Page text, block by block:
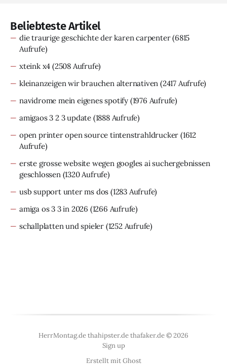
Beliebteste Artikel
die traurige geschichte der karen carpenter(6815
Aufrufe)
xteink x4 (2508 Aufrufe)
kleinanzeigen wir brauchen alternativen (2417 Aufrufe)
navidrome mein eigenes spotify (1976 Aufrufe)
amigaos 3 2 3 update (1888 Aufrufe)
open printer open source tintenstrahldrucker (1612
Aufrufe)
erste grosse website wegen googles ai suchergebnissen
geschlossen(1320 Aufrufe)
usb support unter ms dos (1283 Aufrufe)
amiga os 3 3 in 2026 (1266 Aufrufe)
schallplatten und spieler (1252 Aufrufe)
HerrMontag.de thahipster.de thafaker.de © 2026
Sign up
Erstellt mitGhost